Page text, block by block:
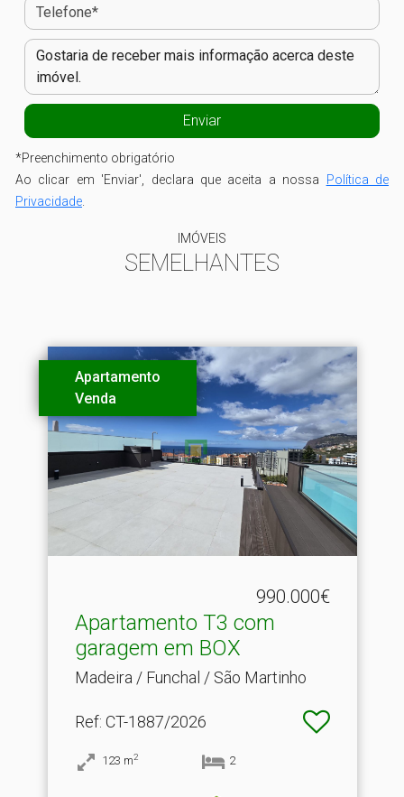
*Preenchimento obrigatório
Ao clicar em 'Enviar', declara que aceita a nossa Política de
Privacidade
IMÓVEIS
SEMELHANTES
Apartamento
Venda
990.000€
Apartamento T3 com
garagem em BOX
Madeira / Funchal / São Martinho
Ref: CT-1887/2026
123 m2 2